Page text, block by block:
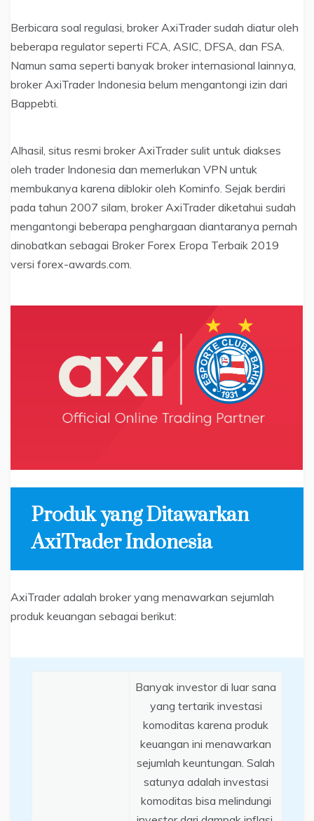
Berbicara soal regulasi, broker AxiTrader sudah diatur oleh
beberapa regulator seperti FCA, ASIC, DFSA, dan FSA.
Namun sama seperti banyak broker internasional lainnya,
broker AxiTrader Indonesia belum mengantongi izin dari
Bappebti.
Alhasil, situs resmi broker AxiTrader sulit untuk diakses
oleh trader Indonesia dan memerlukan VPN untuk
membukanya karena diblokir oleh Kominfo. Sejak berdiri
pada tahun 2007 silam, broker AxiTrader diketahui sudah
mengantongi beberapa penghargaan diantaranya pernah
dinobatkan sebagai Broker Forex Eropa Terbaik 2019
versi forex-awards.com.
Produk yang Ditawarkan
AxiTrader Indonesia
AxiTrader adalah broker yang menawarkan sejumlah
produk keuangan sebagai berikut:
Banyak investor di luar sana
yang tertarik investasi
komoditas karena produk
keuangan ini menawarkan
sejumlah keuntungan. Salah
satunya adalah investasi
komoditas bisa melindungi